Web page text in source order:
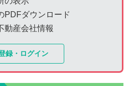
PDFダウンロード
動産会社情報
録・ログイン